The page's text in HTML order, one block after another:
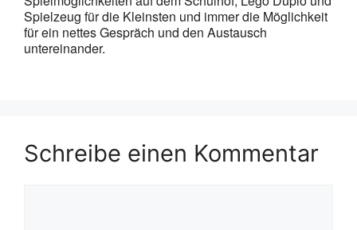
Spielzeug für die Kleinsten und immer die Möglichkeit
für ein nettes Gespräch und den Austausch
untereinander.
Schreibe einen Kommentar